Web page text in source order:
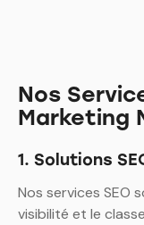
Nos
Marketing
1. Solutions
Nos services SEO
visibilité et le